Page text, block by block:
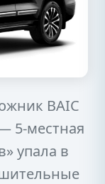
BAIC
5-местная
упала в